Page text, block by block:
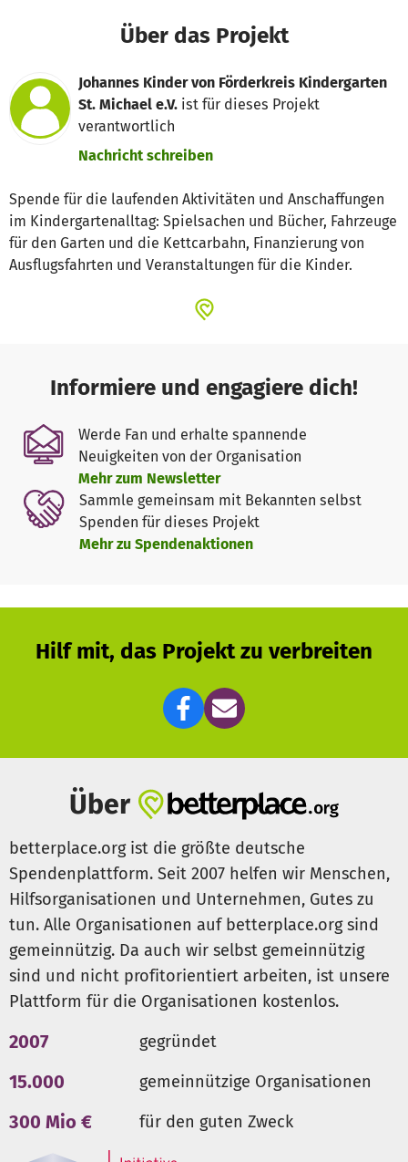
Über das Projekt
Johannes Kinder von Förderkreis Kindergarten
St. Michael e.V. ist für dieses Projekt
verantwortlich
Nachricht schreiben
Spende für die laufenden Aktivitäten und Anschaffungen
im Kindergartenalltag: Spielsachen und Bücher, Fahrzeuge
für den Garten und die Kettcarbahn, Finanzierung von
Ausflugsfahrten und Veranstaltungen für die Kinder.
Informiere und engagiere dich!
Werde Fan und erhalte spannende
Neuigkeiten von der Organisation
Mehr zum Newsletter
Sammle gemeinsam mit Bekannten selbst
Spenden für dieses Projekt
Mehr zu Spendenaktionen
Hilf mit, das Projekt zu verbreiten
Über
betterplace.org ist die größte deutsche
Spendenplattform. Seit 2007 helfen wir Menschen,
Hilfsorganisationen und Unternehmen, Gutes zu
tun. Alle Organisationen auf betterplace.org sind
gemeinnützig. Da auch wir selbst gemeinnützig
sind und nicht profitorientiert arbeiten, ist unsere
Plattform für die Organisationen kostenlos.
2007 gegründet
15.000 gemeinnützige Organisationen
300 Mio € für den guten Zweck